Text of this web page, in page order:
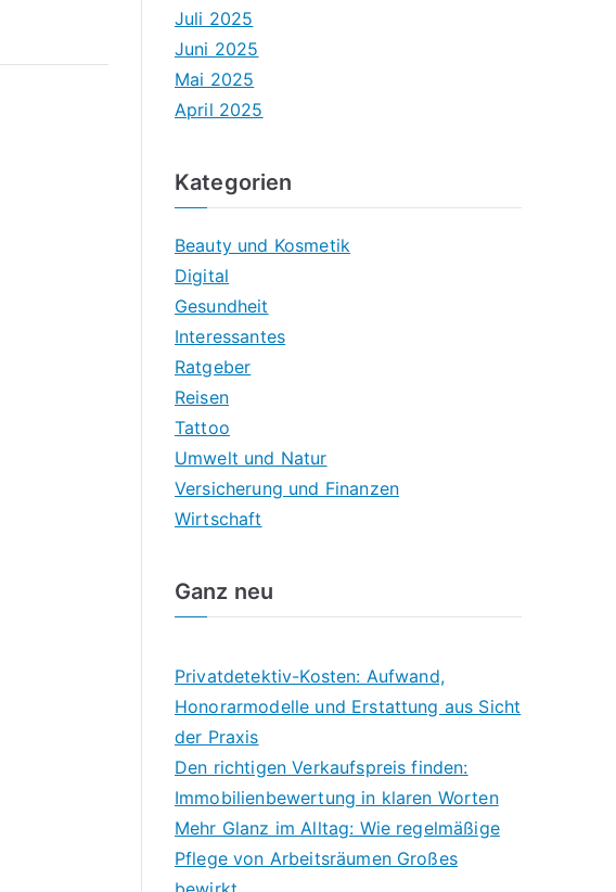
Juli 2025
Juni 2025
Mai 2025
April 2025
Kategorien
Beauty und Kosmetik
Digital
Gesundheit
Interessantes
Ratgeber
Reisen
Tattoo
Umwelt und Natur
Versicherung und Finanzen
Wirtschaft
Ganz neu
Privatdetektiv-Kosten: Aufwand,
Honorarmodelle und Erstattung aus Sicht
der Praxis
Den richtigen Verkaufspreis finden:
Immobilienbewertung in klaren Worten
Mehr Glanz im Alltag: Wie regelmäßige
Pflege von Arbeitsräumen Großes